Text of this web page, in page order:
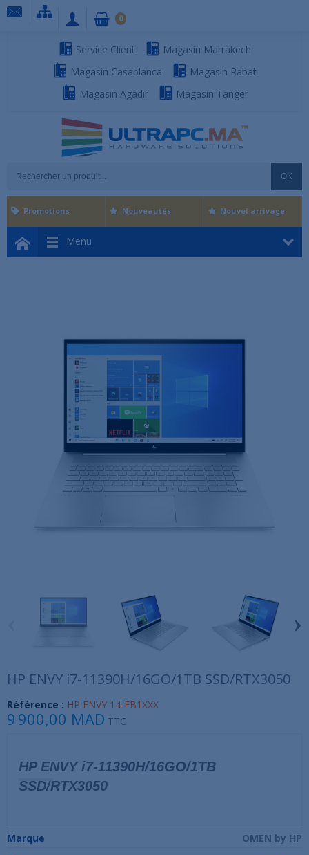
Service Client
Magasin Marrakech
Magasin Casablanca
Magasin Rabat
Magasin Agadir
Magasin Tanger
OK
0
Menu
Promotions Nouveautés Nouvel arrivage
›
HP ENVY i7-11390H/16GO/1TB SSD/RTX3050
Référence : HP ENVY 14-EB1XXX
9 900,00 MAD TTC
HP ENVY i7-11390H/16GO/1TB
SSD/RTX3050
Marque
OMEN by HP